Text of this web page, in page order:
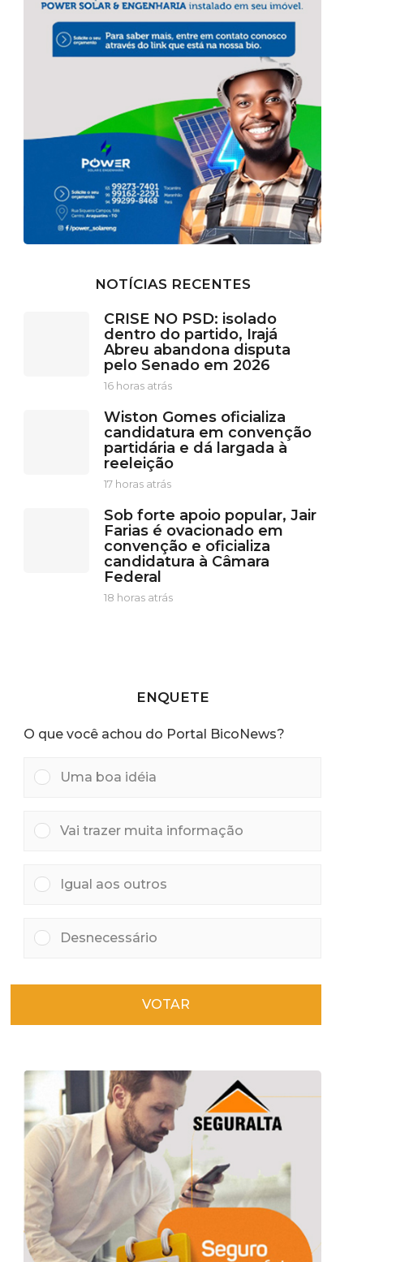
NOTÍCIAS RECENTES
CRISE NO PSD: isolado
dentro do partido, Irajá
Abreu abandona disputa
pelo Senado em 2026
16 horas atrás
h
o
r
a
r
á
s
Wiston Gomes oficializa
candidatura em convenção
partidária e dá largada à
reeleição
17 horas atrás
h
o
r
a
Sob forte apoio popular, Jair
Farias é ovacionado em
convenção e oficializa
candidatura à Câmara
Federal
18 horas atrás
s
a
r
ENQUETE
O que você achou do Portal BicoNews?
Uma boa idéia
Vai trazer muita informação
Igual aos outros
Desnecessário
VOTAR